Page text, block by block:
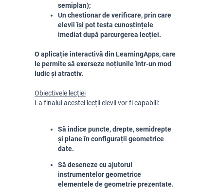
semiplan);
Un chestionar de verificare, prin care
elevii își pot testa cunoștințele
imediat după parcurgerea lecției.
O aplicație interactivă din LearningApps, care
le permite să exerseze noțiunile într-un mod
ludic și atractiv.
Obiectivele lecției
La finalul acestei lecții elevii vor fi capabili:
Să indice puncte, drepte, semidrepte
și plane în configurații geometrice
date.
Să deseneze cu ajutorul
instrumentelor geometrice
elementele de geometrie prezentate.